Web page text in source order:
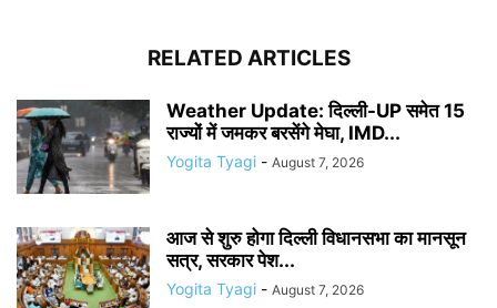
RELATED ARTICLES
Weather Update: दिल्ली-UP समेत 15
राज्यों में जमकर बरसेंगे मेघा, IMD...
Yogita Tyagi - August 7, 2026
आज से शुरु होगा दिल्ली विधानसभा का मानसून
सत्र, सरकार पेश...
Yogita Tyagi - August 7, 2026